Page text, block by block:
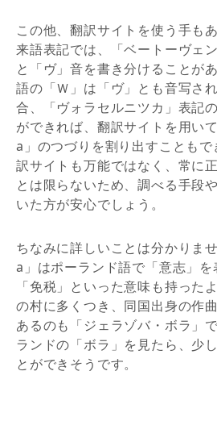
この他、翻訳サイトを使う手も
来語表記では、「ベートーヴェ
と「ヴ」音を書き分けることが
語の「Ｗ」は「ヴ」とも音写さ
合、「ヴォラセルニツカ」表記
ができれば、翻訳サイトを用い
a」のつづりを割り出すことも
訳サイトも万能ではなく、常に
とは限らないため、調べる手段
いた方が安心でしょう。
ちなみに詳しいことは分かりま
a」はポーランド語で「意志」
「免税」といった意味も持った
の村に多くつき、同国出身の作
あるのも「ジェラゾバ・ボラ」
ランドの「ボラ」を見たら、少
とができそうです。